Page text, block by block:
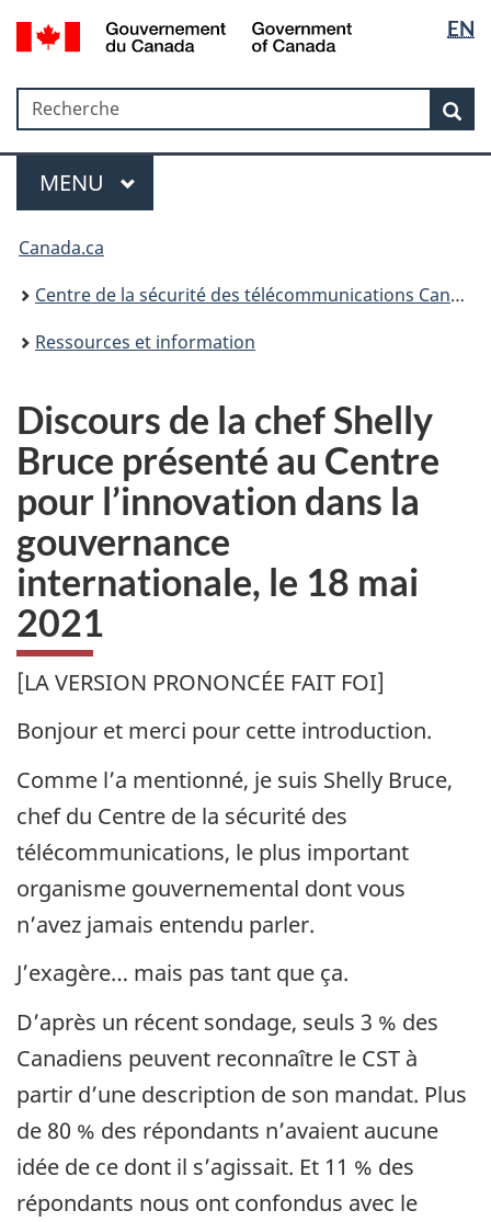
Passer
au
Passer
à
sujet
du
Passer
à
HTML
simplifiée
la
langue
EN
Government
Gouvernement
du
Recherche
Recherche
Menu
MAIN
MENU
Canada.ca
Centre de la sécurité des télécommunications Canada
Ressources et information
Discours de la chef Shelly
Bruce présenté au Centre
pour l’innovation dans la
gouvernance
internationale, le 18 mai
2021
[LA VERSION PRONONCÉE FAIT FOI]
Bonjour et merci pour cette introduction.
Comme l’a mentionné, je suis Shelly Bruce,
chef du Centre de la sécurité des
télécommunications, le plus important
organisme gouvernemental dont vous
n’avez jamais entendu parler.
J’exagère… mais pas tant que ça.
D’après un récent sondage, seuls 3 % des
Canadiens peuvent reconnaître le CST à
partir d’une description de son mandat. Plus
de 80 % des répondants n’avaient aucune
idée de ce dont il s’agissait. Et 11 % des
répondants nous ont confondus avec le